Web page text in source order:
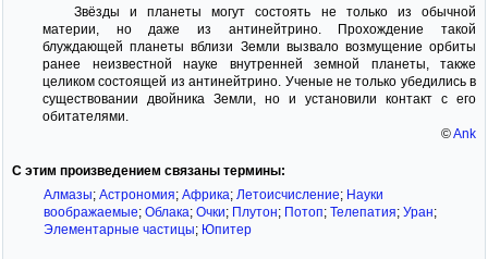
Звёзды и планеты могут состоять не только из обычной
материи, но даже из антинейтрино. Прохождение такой
блуждающей планеты вблизи Земли вызвало возмущение орбиты
ранее неизвестной науке внутренней земной планеты, также
целиком состоящей из антинейтрино. Ученые не только убедились в
существовании двойника Земли, но и установили контакт с его
обитателями.
©Ank
С этим произведением связаны термины:
Алмазы; Астрономия; Африка; Летоисчисление; Науки
воображаемые; Облака; Очки; Плутон; Потоп; Телепатия; Уран;
Элементарные частицы; Юпитер